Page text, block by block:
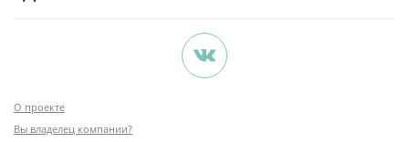
О проекте
Вы владелец компании?